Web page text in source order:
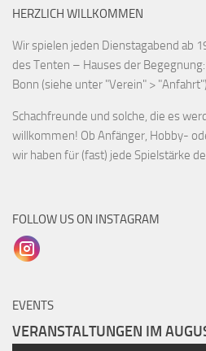
HERZLICH WILLKOMMEN
Wir spielen jeden Dienstagabend ab
des Tenten – Hauses der
Bonn (siehe unter "Verein" > "Anfahrt").
Schachfreunde und solche, die es
willkommen! Ob Anfänger, Hobby-
wir haben für (fast) jede Spielstärke
FOLLOW US ON INSTAGRAM
EVENTS
VERANSTALTUNGEN IM